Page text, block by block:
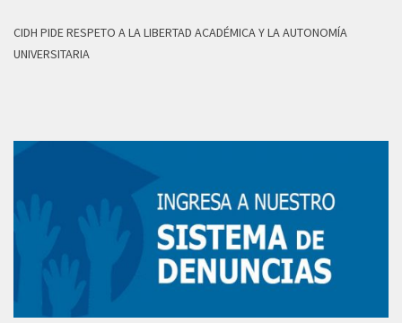
CIDH PIDE RESPETO A LA LIBERTAD ACADÉMICA Y LA AUTONOMÍA
UNIVERSITARIA